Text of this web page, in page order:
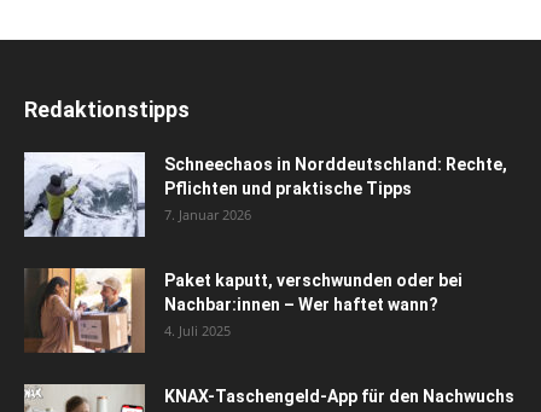
Redaktionstipps
Schneechaos in Norddeutschland: Rechte,
Pflichten und praktische Tipps
7. Januar 2026
Paket kaputt, verschwunden oder bei
Nachbar:innen – Wer haftet wann?
4. Juli 2025
KNAX-Taschengeld-App für den Nachwuchs